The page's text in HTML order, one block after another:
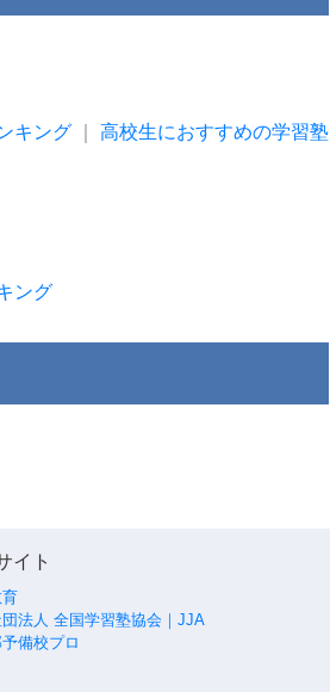
キング 高校生におすすめの学習塾
ング
イト
法人 全国学習塾協会｜JJA
備校プロ